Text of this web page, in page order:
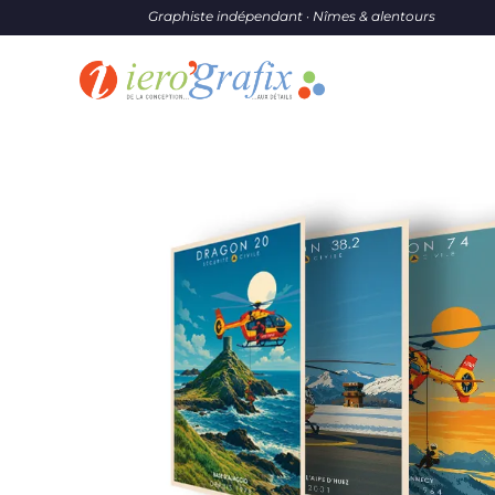
Graphiste indépendant · Nîmes & alentours